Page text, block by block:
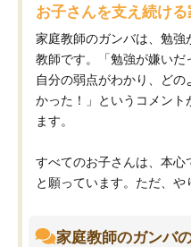
お子さんを支え続け
家庭教師のガンバは、勉強
教師です。「勉強が嫌い
自分の弱点がわかり、ど
かった！」というコメン
ます。
すべてのお子さんは、本心
と願っています。ただ、や
家庭教師のガンバ